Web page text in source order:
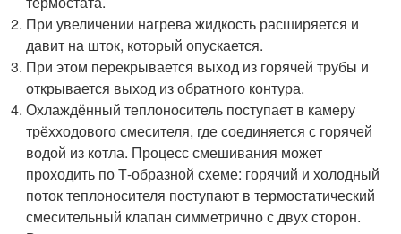
При увеличении нагрева жидкость расширяется и
давит на шток, который опускается.
При этом перекрывается выход из горячей трубы и
открывается выход из обратного контура.
Охлаждённый теплоноситель поступает в камеру
трёхходового смесителя, где соединяется с горячей
водой из котла. Процесс смешивания может
проходить по Т-образной схеме: горячий и холодный
поток теплоносителя поступают в термостатический
смесительный клапан симметрично с двух сторон.